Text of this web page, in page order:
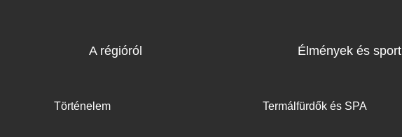
A régióról
Történelem
Élmények és sport
Termálfürdők és SPA